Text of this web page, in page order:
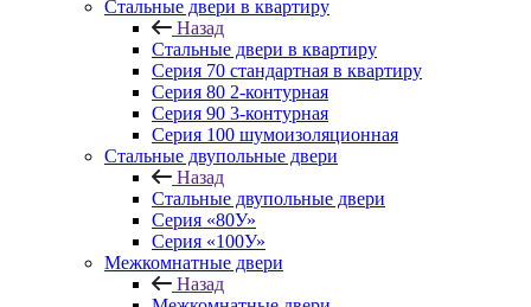
Стальные двери в квартиру
Назад
Стальные двери в квартиру
Серия 70 стандартная в квартиру
Серия 80 2-контурная
Серия 90 3-контурная
Серия 100 шумоизоляционная
Стальные двупольные двери
Назад
Стальные двупольные двери
Серия «80У»
Серия «100У»
Межкомнатные двери
Назад